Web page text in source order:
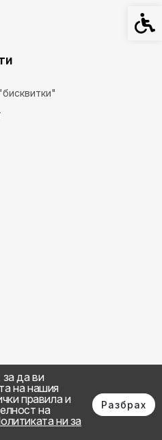
да ви
на нашия
правила и
на
ни за
Разбрах